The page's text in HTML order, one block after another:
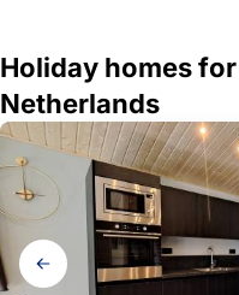
Holiday homes
Netherlands
Gallery
navigation